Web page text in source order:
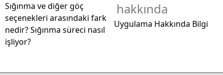
Sığınma ve diğer göç
seçenekleri arasındaki fark
nedir? Sığınma süreci nasıl
işliyor?
hakkında
Uygulama Hakkında Bilgi